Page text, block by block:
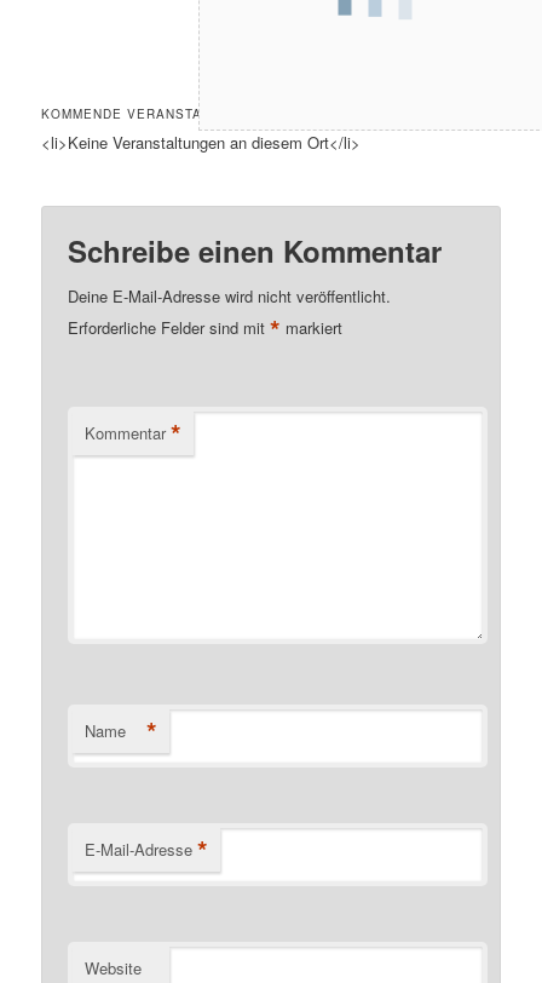
KOMMENDE VERANSTALTUNGEN
<li>Keine Veranstaltungen an diesem Ort</li>
Schreibe einen Kommentar
Deine E-Mail-Adresse wird nicht veröffentlicht.
Erforderliche Felder sind mit* markiert
Kommentar *
Name *
E-Mail-Adresse *
Website